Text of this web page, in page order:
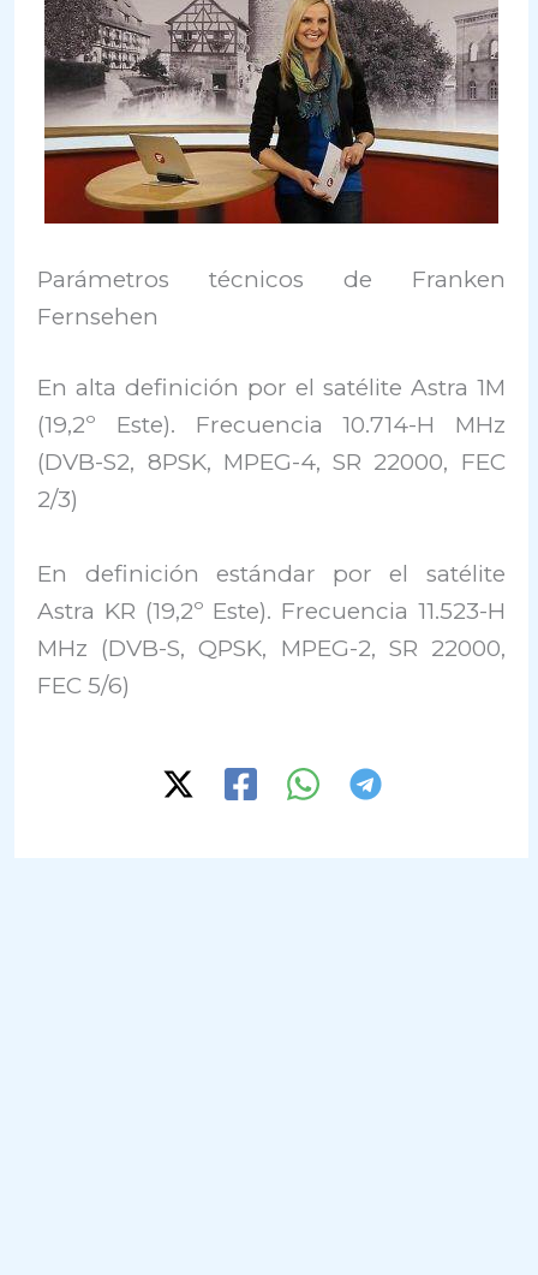
Parámetros técnicos de Franken
Fernsehen
En alta definición por el satélite Astra 1M
(19,2º Este). Frecuencia 10.714-H MHz
(DVB-S2, 8PSK, MPEG-4, SR 22000, FEC
2/3)
En definición estándar por el satélite
Astra KR (19,2º Este). Frecuencia 11.523-H
MHz (DVB-S, QPSK, MPEG-2, SR 22000,
FEC 5/6)